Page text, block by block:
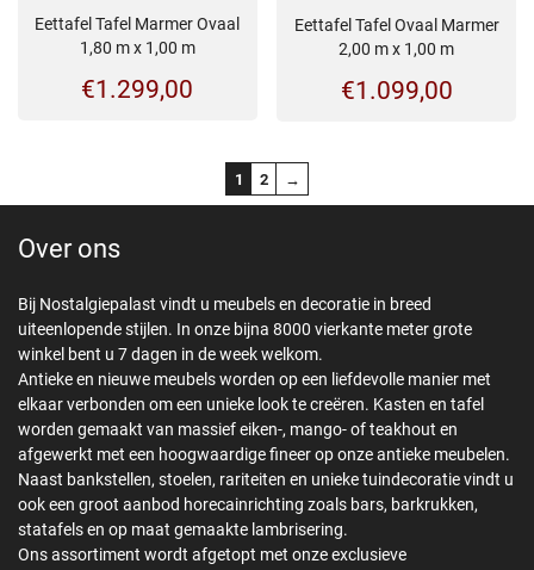
Eettafel Tafel Marmer Ovaal
1,80 m x 1,00 m
€1.299,00
Eettafel Tafel Ovaal Marmer
2,00 m x 1,00 m
€1.099,00
1 2 →
Over ons
Bij Nostalgiepalast vindt u meubels en decoratie in breed
uiteenlopende stijlen. In onze bijna 8000 vierkante meter grote
winkel bent u 7 dagen in de week welkom.
Antieke en nieuwe meubels worden op een liefdevolle manier met
elkaar verbonden om een unieke look te creëren. Kasten en tafel
worden gemaakt van massief eiken-, mango- of teakhout en
afgewerkt met een hoogwaardige fineer op onze antieke meubelen.
Naast bankstellen, stoelen, rariteiten en unieke tuindecoratie vindt u
ook een groot aanbod horecainrichting zoals bars, barkrukken,
statafels en op maat gemaakte lambrisering.
Ons assortiment wordt afgetopt met onze exclusieve